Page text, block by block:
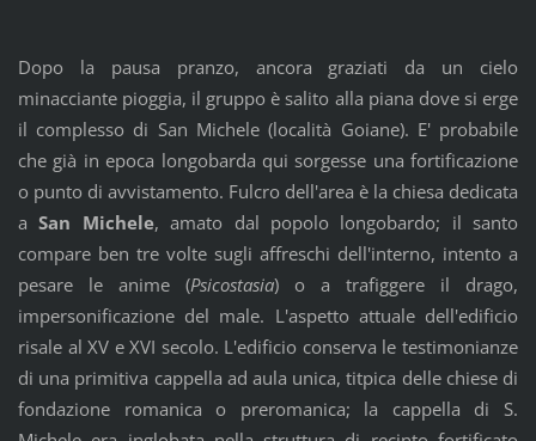
Dopo la pausa pranzo, ancora graziati da un cielo
minacciante pioggia, il gruppo è salito alla piana dove si erge
il complesso di San Michele (località Goiane). E' probabile
che già in epoca longobarda qui sorgesse una fortificazione
o punto di avvistamento. Fulcro dell'area è la chiesa dedicata
aSan Michele, amato dal popolo longobardo; il santo
compare ben tre volte sugli affreschi dell'interno, intento a
pesare le anime (Psicostasia) o a trafiggere il drago,
impersonificazione del male. L'aspetto attuale dell'edificio
risale al XV e XVI secolo. L'edificio conserva le testimonianze
di una primitiva cappella ad aula unica, titpica delle chiese di
fondazione romanica o preromanica; la cappella di S.